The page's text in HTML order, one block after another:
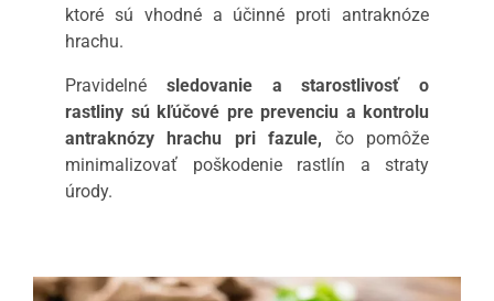
ktoré sú vhodné a účinné proti antraknóze
hrachu.
Pravidelné sledovanie a starostlivosť o
rastliny sú kľúčové pre prevenciu a kontrolu
antraknózy hrachu pri fazule, čo pomôže
minimalizovať poškodenie rastlín a straty
úrody.